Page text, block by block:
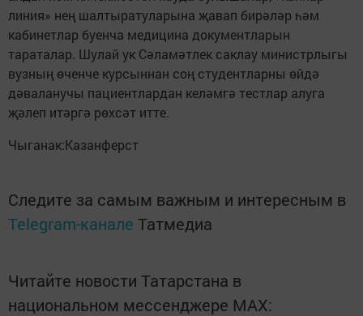
линия» нең шалтыратуларына җавап бирәләр һәм
кабинетлар буенча медицина документларын
тараталар. Шулай ук Сәламәтлек саклау министрлыгы
вузның өченче курсыннан соң студентларны өйдә
дәваланучы пациентлардан келәмгә тестлар алуга
җәлеп итәргә рөхсәт итте.
Чыганак:Казанферст
Следите за самым важным и интересным в
Telegram-канале Татмедиа
Читайте новости Татарстана в
национальном мессенджере MАХ: